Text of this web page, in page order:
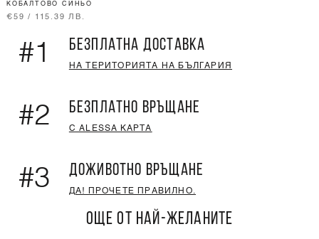
КОБАЛТОВО СИНЬО
€59 / 115.39 ЛВ.
#1 БЕЗПЛАТНА ДОСТАВКА
НА ТЕРИТОРИЯТА НА БЪЛГАРИЯ
#2 БЕЗПЛАТНО ВРЪЩАНЕ
С ALESSA КАРТА
#3 ДОЖИВОТНО ВРЪЩАНЕ
ДА! ПРОЧЕТЕ ПРАВИЛНО.
ОЩЕ ОТ НАЙ-ЖЕЛАНИТЕ